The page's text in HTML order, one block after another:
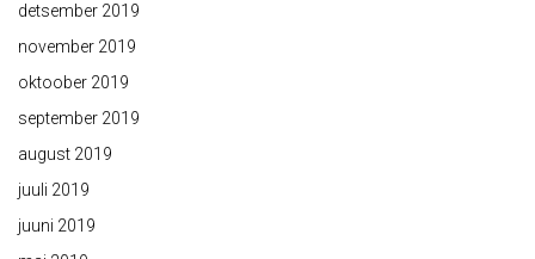
detsember 2019
november 2019
oktoober 2019
september 2019
august 2019
juuli 2019
juuni 2019